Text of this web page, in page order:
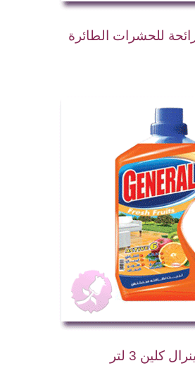
للحشرات الطائرة
كلين 3 لتر